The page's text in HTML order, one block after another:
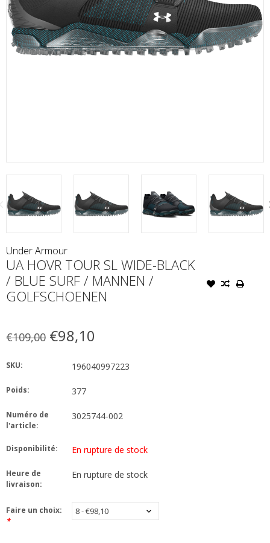
Under Armour
UA HOVR TOUR SL WIDE-BLACK
/ BLUE SURF / MANNEN /
GOLFSCHOENEN
€109,00 €98,10
SKU: 196040997223
Poids: 377
Numéro de
l'article:
3025744-002
Disponibilité: En rupture de stock
Heure de
livraison:
En rupture de stock
Faire un choix:
*